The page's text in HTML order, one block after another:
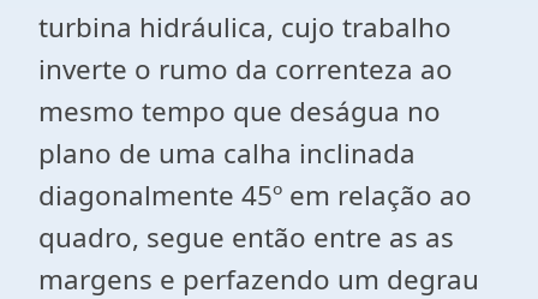
turbina hidráulica, cujo trabalho
inverte o rumo da correnteza ao
mesmo tempo que deságua no
plano de uma calha inclinada
diagonalmente 45º em relação ao
quadro, segue então entre as as
margens e perfazendo um degrau